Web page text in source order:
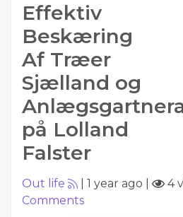
Effektiv
Beskæring
Af Træer
Sjælland og
på Lolland
Falster
Out life 1 year ago 4
Comments